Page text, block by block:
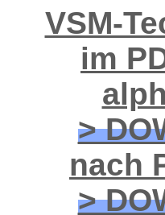
VSM-
im
>
nach
>